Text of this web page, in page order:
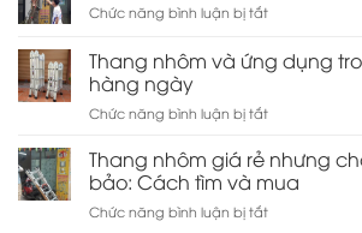
và
A
đình:
Lựa
an
cho
gia
Chức năng bình luận bị tắtở
nhôm
chữ
Tiện
và
đa
năng
Thang nhôm và ứng dụng
hàng ngày
Chức năng bình luận bị tắtở
nhôm
và
ứng
dụng
Thang nhôm giá rẻ nhưng
bảo: Cách tìm và mua
Chức năng bình luận bị tắtở